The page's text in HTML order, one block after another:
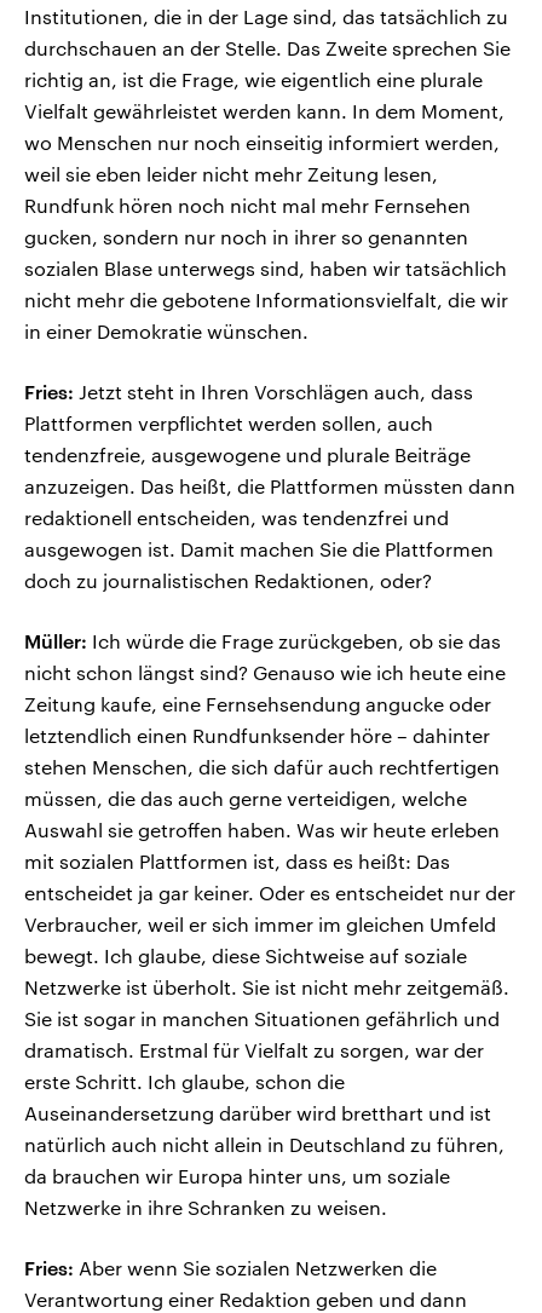
Institutionen, die in der Lage sind, das tatsächlich zu
durchschauen an der Stelle. Das Zweite sprechen Sie
richtig an, ist die Frage, wie eigentlich eine plurale
Vielfalt gewährleistet werden kann. In dem Moment,
wo Menschen nur noch einseitig informiert werden,
weil sie eben leider nicht mehr Zeitung lesen,
Rundfunk hören noch nicht mal mehr Fernsehen
gucken, sondern nur noch in ihrer so genannten
sozialen Blase unterwegs sind, haben wir tatsächlich
nicht mehr die gebotene Informationsvielfalt, die wir
in einer Demokratie wünschen.
Fries: Jetzt steht in Ihren Vorschlägen auch, dass
Plattformen verpflichtet werden sollen, auch
tendenzfreie, ausgewogene und plurale Beiträge
anzuzeigen. Das heißt, die Plattformen müssten dann
redaktionell entscheiden, was tendenzfrei und
ausgewogen ist. Damit machen Sie die Plattformen
doch zu journalistischen Redaktionen, oder?
Müller: Ich würde die Frage zurückgeben, ob sie das
nicht schon längst sind? Genauso wie ich heute eine
Zeitung kaufe, eine Fernsehsendung angucke oder
letztendlich einen Rundfunksender höre – dahinter
stehen Menschen, die sich dafür auch rechtfertigen
müssen, die das auch gerne verteidigen, welche
Auswahl sie getroffen haben. Was wir heute erleben
mit sozialen Plattformen ist, dass es heißt: Das
entscheidet ja gar keiner. Oder es entscheidet nur der
Verbraucher, weil er sich immer im gleichen Umfeld
bewegt. Ich glaube, diese Sichtweise auf soziale
Netzwerke ist überholt. Sie ist nicht mehr zeitgemäß.
Sie ist sogar in manchen Situationen gefährlich und
dramatisch. Erstmal für Vielfalt zu sorgen, war der
erste Schritt. Ich glaube, schon die
Auseinandersetzung darüber wird bretthart und ist
natürlich auch nicht allein in Deutschland zu führen,
da brauchen wir Europa hinter uns, um soziale
Netzwerke in ihre Schranken zu weisen.
Fries: Aber wenn Sie sozialen Netzwerken die
Verantwortung einer Redaktion geben und dann